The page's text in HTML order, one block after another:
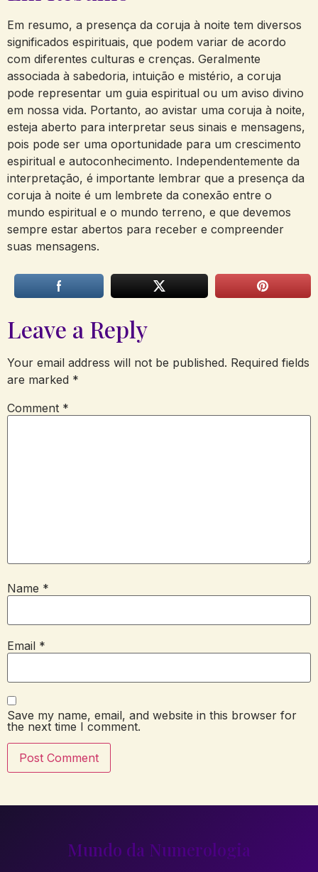
Em resumo, a presença da coruja à noite tem diversos
significados espirituais, que podem variar de acordo
com diferentes culturas e crenças. Geralmente
associada à sabedoria, intuição e mistério, a coruja
pode representar um guia espiritual ou um aviso divino
em nossa vida. Portanto, ao avistar uma coruja à noite,
esteja aberto para interpretar seus sinais e mensagens,
pois pode ser uma oportunidade para um crescimento
espiritual e autoconhecimento. Independentemente da
interpretação, é importante lembrar que a presença da
coruja à noite é um lembrete da conexão entre o
mundo espiritual e o mundo terreno, e que devemos
sempre estar abertos para receber e compreender
suas mensagens.
Leave a Reply
Your email address will not be published. Required fields
are marked *
Comment *
Name *
Email *
Save my name, email, and website in this browser for
the next time I comment.
Mundo da Numerologia